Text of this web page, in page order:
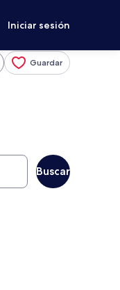
Iniciar sesión
Guardar
Buscar